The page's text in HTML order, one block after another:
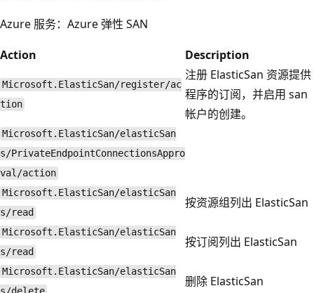
Azure 服务：Azure 弹性 SAN
Action
Description
Microsoft.ElasticSan/register/ac
tion
注册 ElasticSan 资源提供
程序的订阅，并启用 san
帐户的创建。
Microsoft.ElasticSan/elasticSan
s/PrivateEndpointConnectionsAppro
val/action
Microsoft.ElasticSan/elasticSan
s/read
按资源组列出 ElasticSan
Microsoft.ElasticSan/elasticSan
s/read
按订阅列出 ElasticSan
Microsoft.ElasticSan/elasticSan
删除 ElasticSan